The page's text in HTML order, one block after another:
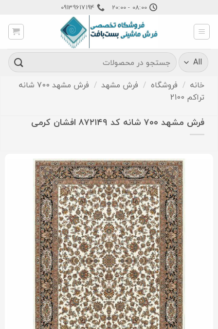
content
08:00 - 20:00
09139617194
جستجو
برای:
خانه / فروشگاه / فرش مشهد /
فرش مشهد 700 شانه
تراکم 2100
فرش مشهد ۷۰۰ شانه کد ۸۷۲۱۴۹ افشان کرمی